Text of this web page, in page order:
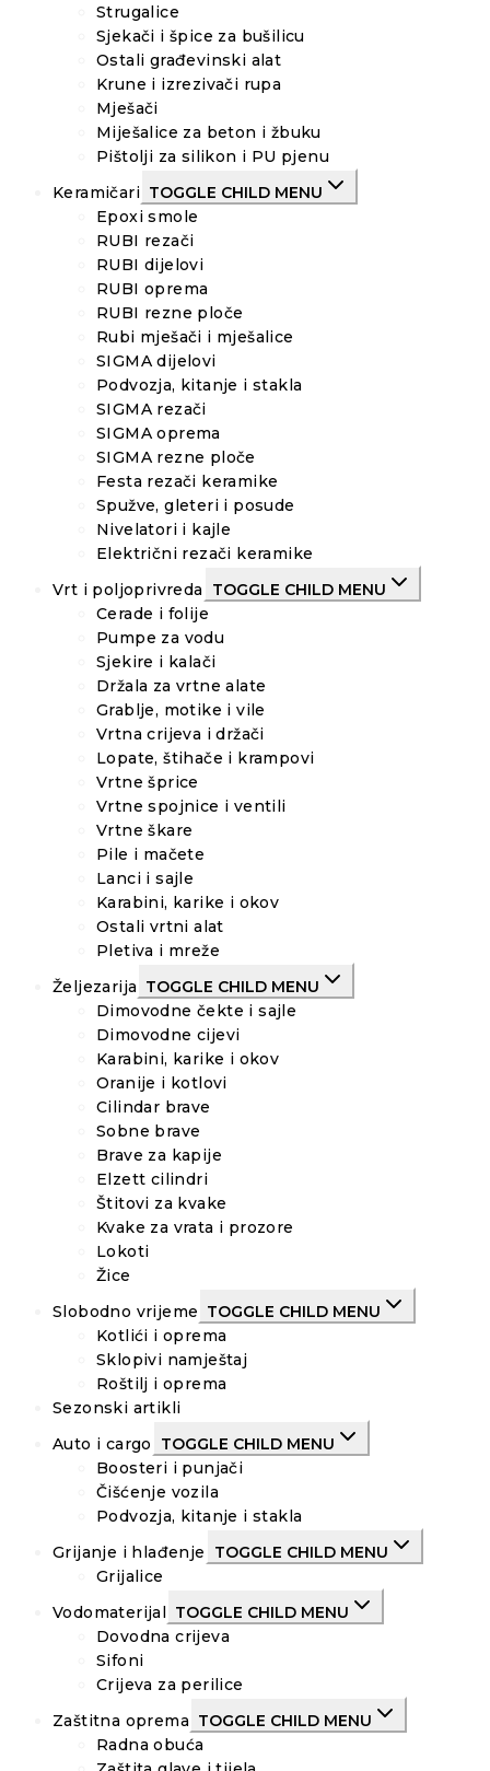
Strugalice
Sjekači i špice za bušilicu
Ostali građevinski alat
Krune i izrezivači rupa
Mješači
Miješalice za beton i žbuku
Pištolji za silikon i PU pjenu
Keramičari TOGGLE CHILD MENU
Epoxi smole
RUBI rezači
RUBI dijelovi
RUBI oprema
RUBI rezne ploče
Rubi mješači i mješalice
SIGMA dijelovi
Podvozja, kitanje i stakla
SIGMA rezači
SIGMA oprema
SIGMA rezne ploče
Festa rezači keramike
Spužve, gleteri i posude
Nivelatori i kajle
Električni rezači keramike
Vrt i poljoprivreda
TOGGLE CHILD MENU
Cerade i folije
Pumpe za vodu
Sjekire i kalači
Držala za vrtne alate
Grablje, motike i vile
Vrtna crijeva i držači
Lopate, štihače i krampovi
Vrtne šprice
Vrtne spojnice i ventili
Vrtne škare
Pile i mačete
Lanci i sajle
Karabini, karike i okov
Ostali vrtni alat
Pletiva i mreže
Željezarija TOGGLE CHILD MENU
Dimovodne čekte i sajle
Dimovodne cijevi
Karabini, karike i okov
Oranije i kotlovi
Cilindar brave
Sobne brave
Brave za kapije
Elzett cilindri
Štitovi za kvake
Kvake za vrata i prozore
Lokoti
Žice
Slobodno vrijeme TOGGLE CHILD MENU
Kotlići i oprema
Sklopivi namještaj
Roštilj i oprema
Sezonski artikli
Auto i cargo
TOGGLE CHILD MENU
Boosteri i punjači
Čišćenje vozila
Podvozja, kitanje i stakla
Grijanje i hlađenje
TOGGLE CHILD MENU
Grijalice
Vodomaterijal
TOGGLE CHILD MENU
Dovodna crijeva
Sifoni
Crijeva za perilice
Zaštitna oprema TOGGLE CHILD MENU
Radna obuća